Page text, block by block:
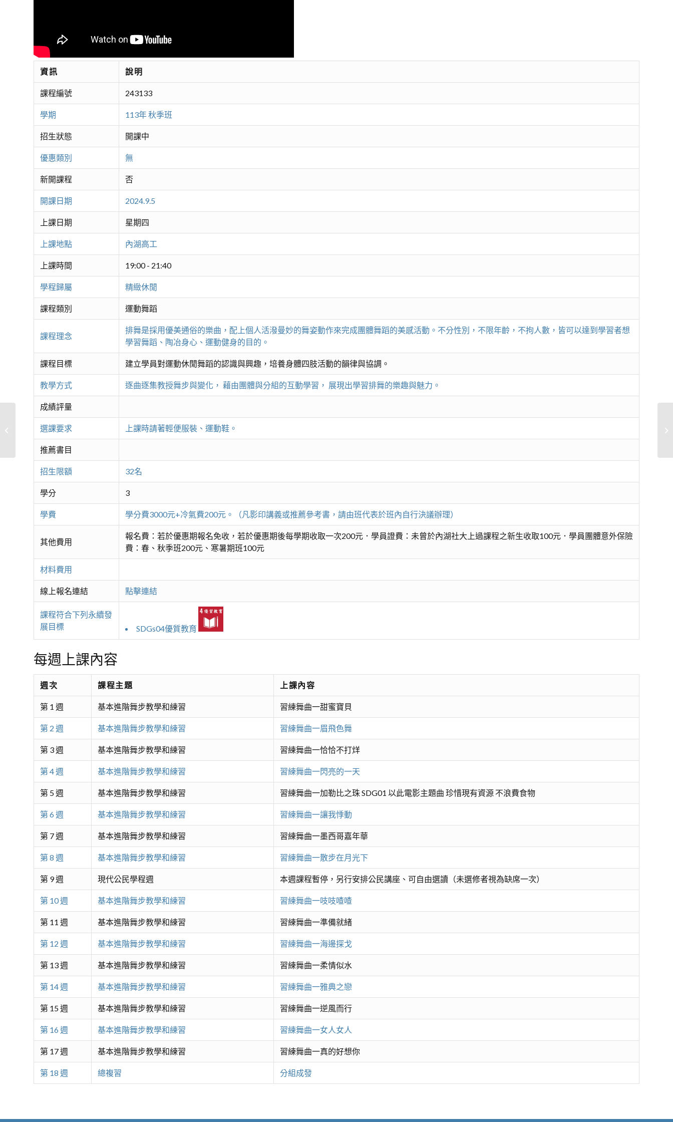
資訊 說明
課程編號 243133
學期 113年 秋季班
招生狀態 開課中
優惠類別 無
新開課程 否
開課日期 2024.9.5
上課日期 星期四
上課地點 內湖高工
上課時間 19:00 - 21:40
學程歸屬 精緻休閒
課程類別 運動舞蹈
課程理念
排舞是採用優美通俗的樂曲，配上個人活潑曼妙的舞姿動作來完成團體舞蹈的美感活動。不分性別，不限年齡，不拘人數，皆可以達到學習者想
學習舞蹈、陶冶身心、運動健身的目的。
課程目標 建立學員對運動休閒舞蹈的認識與興趣，培養身體四肢活動的韻律與協調。
教學方式 逐曲逐集教授舞步與變化， 藉由團體與分組的互動學習， 展現出學習排舞的樂趣與魅力。
成績評量
選課要求 上課時請著輕便服裝、運動鞋。
推薦書目
招生限額 32名
學分 3
學費 學分費3000元+冷氣費200元。（凡影印講義或推薦參考書，請由班代表於班內自行決議辦理）
其他費用
報名費：若於優惠期報名免收，若於優惠期後每學期收取一次200元．學員證費：未曾於內湖社大上過課程之新生收取100元．學員團體意外保險
費：春、秋季班200元、寒暑期班100元
材料費用
線上報名連結 點擊連結
課程符合下列永續發
展目標
SDGs04優質教育
每週上課內容
週次 課程主題 上課內容
第 1 週 基本進階舞步教學和練習 習練舞曲一甜蜜寶貝
第 2 週 基本進階舞步教學和練習 習練舞曲一眉飛色舞
第 3 週 基本進階舞步教學和練習 習練舞曲一恰恰不打烊
第 4 週 基本進階舞步教學和練習 習練舞曲一閃亮的一天
第 5 週 基本進階舞步教學和練習 習練舞曲一加勒比之珠 SDG01 以此電影主題曲 珍惜現有資源 不浪費食物
第 6 週 基本進階舞步教學和練習 習練舞曲一讓我悸動
第 7 週 基本進階舞步教學和練習 習練舞曲一墨西哥嘉年華
第 8 週 基本進階舞步教學和練習 習練舞曲一散步在月光下
第 9 週 現代公民學程週 本週課程暫停，另行安排公民講座、可自由選讀（未選修者視為缺席一次）
第 10 週 基本進階舞步教學和練習 習練舞曲一吱吱喳喳
第 11 週 基本進階舞步教學和練習 習練舞曲一準備就緒
第 12 週 基本進階舞步教學和練習 習練舞曲一海邊探戈
第 13 週 基本進階舞步教學和練習 習練舞曲一柔情似水
第 14 週 基本進階舞步教學和練習 習練舞曲一雅典之戀
第 15 週 基本進階舞步教學和練習 習練舞曲一逆風而行
第 16 週 基本進階舞步教學和練習 習練舞曲一女人女人
第 17 週 基本進階舞步教學和練習 習練舞曲一真的好想你
第 18 週 總複習 分組成發
大溪地舞